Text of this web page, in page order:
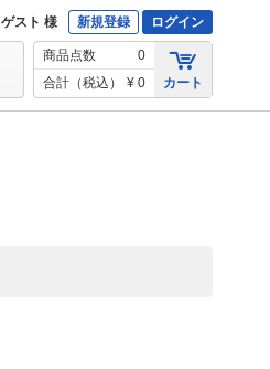
ゲスト 様 新規登録 ログイン
商品点数
0
合計（税込）
¥ 0 カート